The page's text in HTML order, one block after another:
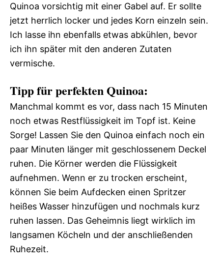
Quinoa vorsichtig mit einer Gabel auf. Er sollte
jetzt herrlich locker und jedes Korn einzeln sein.
Ich lasse ihn ebenfalls etwas abkühlen, bevor
ich ihn später mit den anderen Zutaten
vermische.
Tipp für perfekten Quinoa:
Manchmal kommt es vor, dass nach 15 Minuten
noch etwas Restflüssigkeit im Topf ist. Keine
Sorge! Lassen Sie den Quinoa einfach noch ein
paar Minuten länger mit geschlossenem Deckel
ruhen. Die Körner werden die Flüssigkeit
aufnehmen. Wenn er zu trocken erscheint,
können Sie beim Aufdecken einen Spritzer
heißes Wasser hinzufügen und nochmals kurz
ruhen lassen. Das Geheimnis liegt wirklich im
langsamen Köcheln und der anschließenden
Ruhezeit.